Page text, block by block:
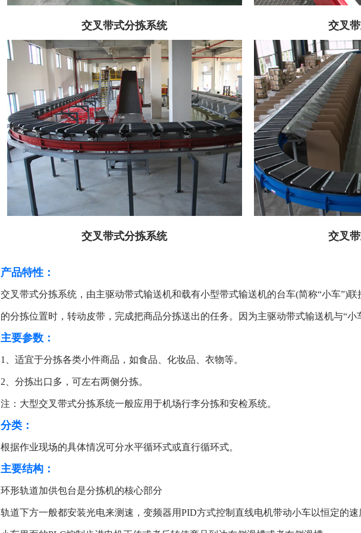
交叉带式分拣系统 交叉
交叉带式分拣系统 交叉
产品特性：
交叉带式分拣系统，由主驱动带式输送机和载有小型带式输送机的台车(简称“小车”)
的分拣位置时，转动皮带，完成把商品分拣送出的任务。因为主驱动带式输送机与“小
主要参数：
1、适宜于分拣各类小件商品，如食品、化妆品、衣物等。
2、分拣出口多，可左右两侧分拣。
注：大型交叉带式分拣系统一般应用于机场行李分拣和安检系统。
分类：
根据作业现场的具体情况可分水平循环式或直行循环式。
主要结构：
环形轨道加供包台是分拣机的核心部分
轨道下方一般都安装光电来测速，变频器用PID方式控制直线电机带动小车以恒定的速